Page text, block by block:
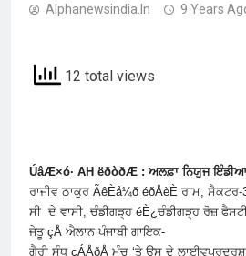
Alphanewsindia.in 9 Years
12 total views
ÚâÆ×ó∙ AH ëðòðÆ : ਅਲਫ਼ਾ ਨਿਯੁਜ
ਰਾਜੀਵ ਠਾਕੁਰ ÃêÈå¼ð éðÅèÈ ਰਾਮ, ਸੈਕਟਰ-
ਸੀ ਦੇ ਵਾਸੀ, ਚੰਡੀਗੜ੍ਹ éÈ¿ਚੰਡੀਗੜ੍ਹ ਰੋਜ਼
ਜੇਤੂ çÅ ਐਲਾਨ ਪੰਜਾਬੀ ਗਾਇਕ-
ਗੈਰੀ ਸੰਧੂ çÁÅðÅ ਮੰਚ ‘ਤੇ ਉਸ ਦੇ